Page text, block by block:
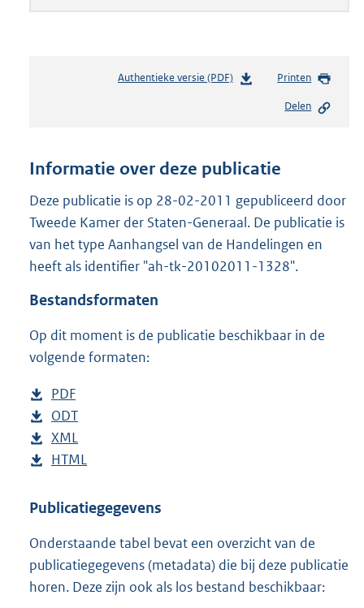
Authentieke versie (PDF)b
n
s
r
o
o
:
Printen
Delen
Informatie over deze publicatie
Deze publicatie is op 28-02-2011 gepubliceerd door
Tweede Kamer der Staten-Generaal. De publicatie is
van het type Aanhangsel van de Handelingen en
heeft als identifier "ah-tk-20102011-1328".
Bestandsformaten
Op dit moment is de publicatie beschikbaar in de
volgende formaten:
D
o
w
n
o
d
p
u
PDF
e
s
t
n
s
g
r
D
o
w
l
a
d
p
ODT
s
a
d
s
g
D
o
n
o
a
d
XML
e
t
n
d
s
D
w
l
o
a
HTML
s
a
n
d
Publicatiegegevens
Onderstaande tabel bevat een overzicht van de
publicatiegegevens (metadata) die bij deze publicatie
horen. Deze zijn ook als los bestand beschikbaar: